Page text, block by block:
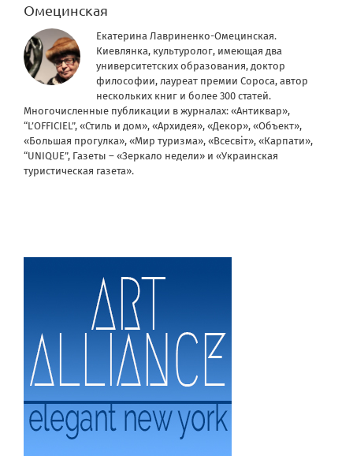
Омецинская
Екатерина Лавриненко-Омецинская.
Киевлянка, культуролог, имеющая два
университетских образования, доктор
философии, лауреат премии Сороса, автор
нескольких книг и более 300 статей.
Многочисленные публикации в журналах: «Антиквар»,
“L’OFFICIEL”, «Стиль и дом», «Архидея», «Декор», «Объект»,
«Большая прогулка», «Мир туризма», «Всесвіт», «Карпати»,
“UNIQUE”, Газеты – «Зеркало недели» и «Украинская
туристическая газета».